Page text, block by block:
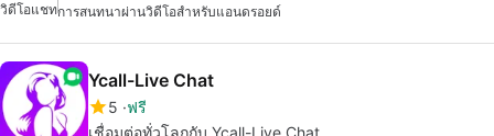
วิดีโอแชทการสนทนาผ่านวิดีโอสำหรับแอนดรอยด์
Ycall-Live Chat
5 ฟรี
เชื่อมต่อทั่วโลกกับ Ycall-Live Chat